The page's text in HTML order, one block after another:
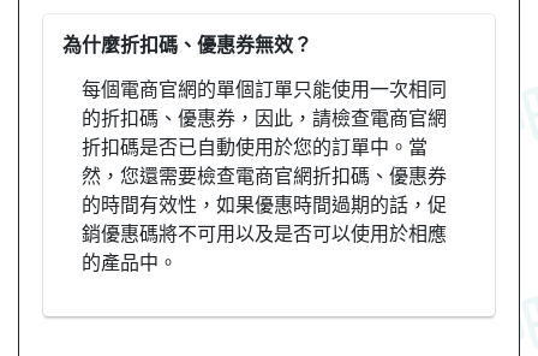
為什麼折扣碼、優惠券無效？
每個電商官網的單個訂單只能使用一次相同
的折扣碼、優惠券，因此，請檢查電商官網
折扣碼是否已自動使用於您的訂單中。當
然，您還需要檢查電商官網折扣碼、優惠券
的時間有效性，如果優惠時間過期的話，促
銷優惠碼將不可用以及是否可以使用於相應
的產品中。